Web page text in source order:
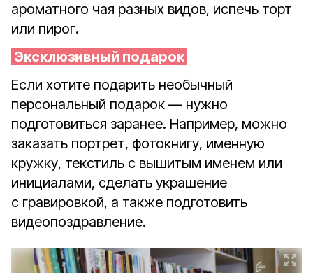
ароматного чая разных видов, испечь торт
или пирог.
Эксклюзивный подарок
Если хотите подарить необычный
персональный подарок — нужно
подготовиться заранее. Например, можно
заказать портрет, фотокнигу, именную
кружку, текстиль с вышитым именем или
инициалами, сделать украшение
с гравировкой, а также подготовить
видеопоздравление.